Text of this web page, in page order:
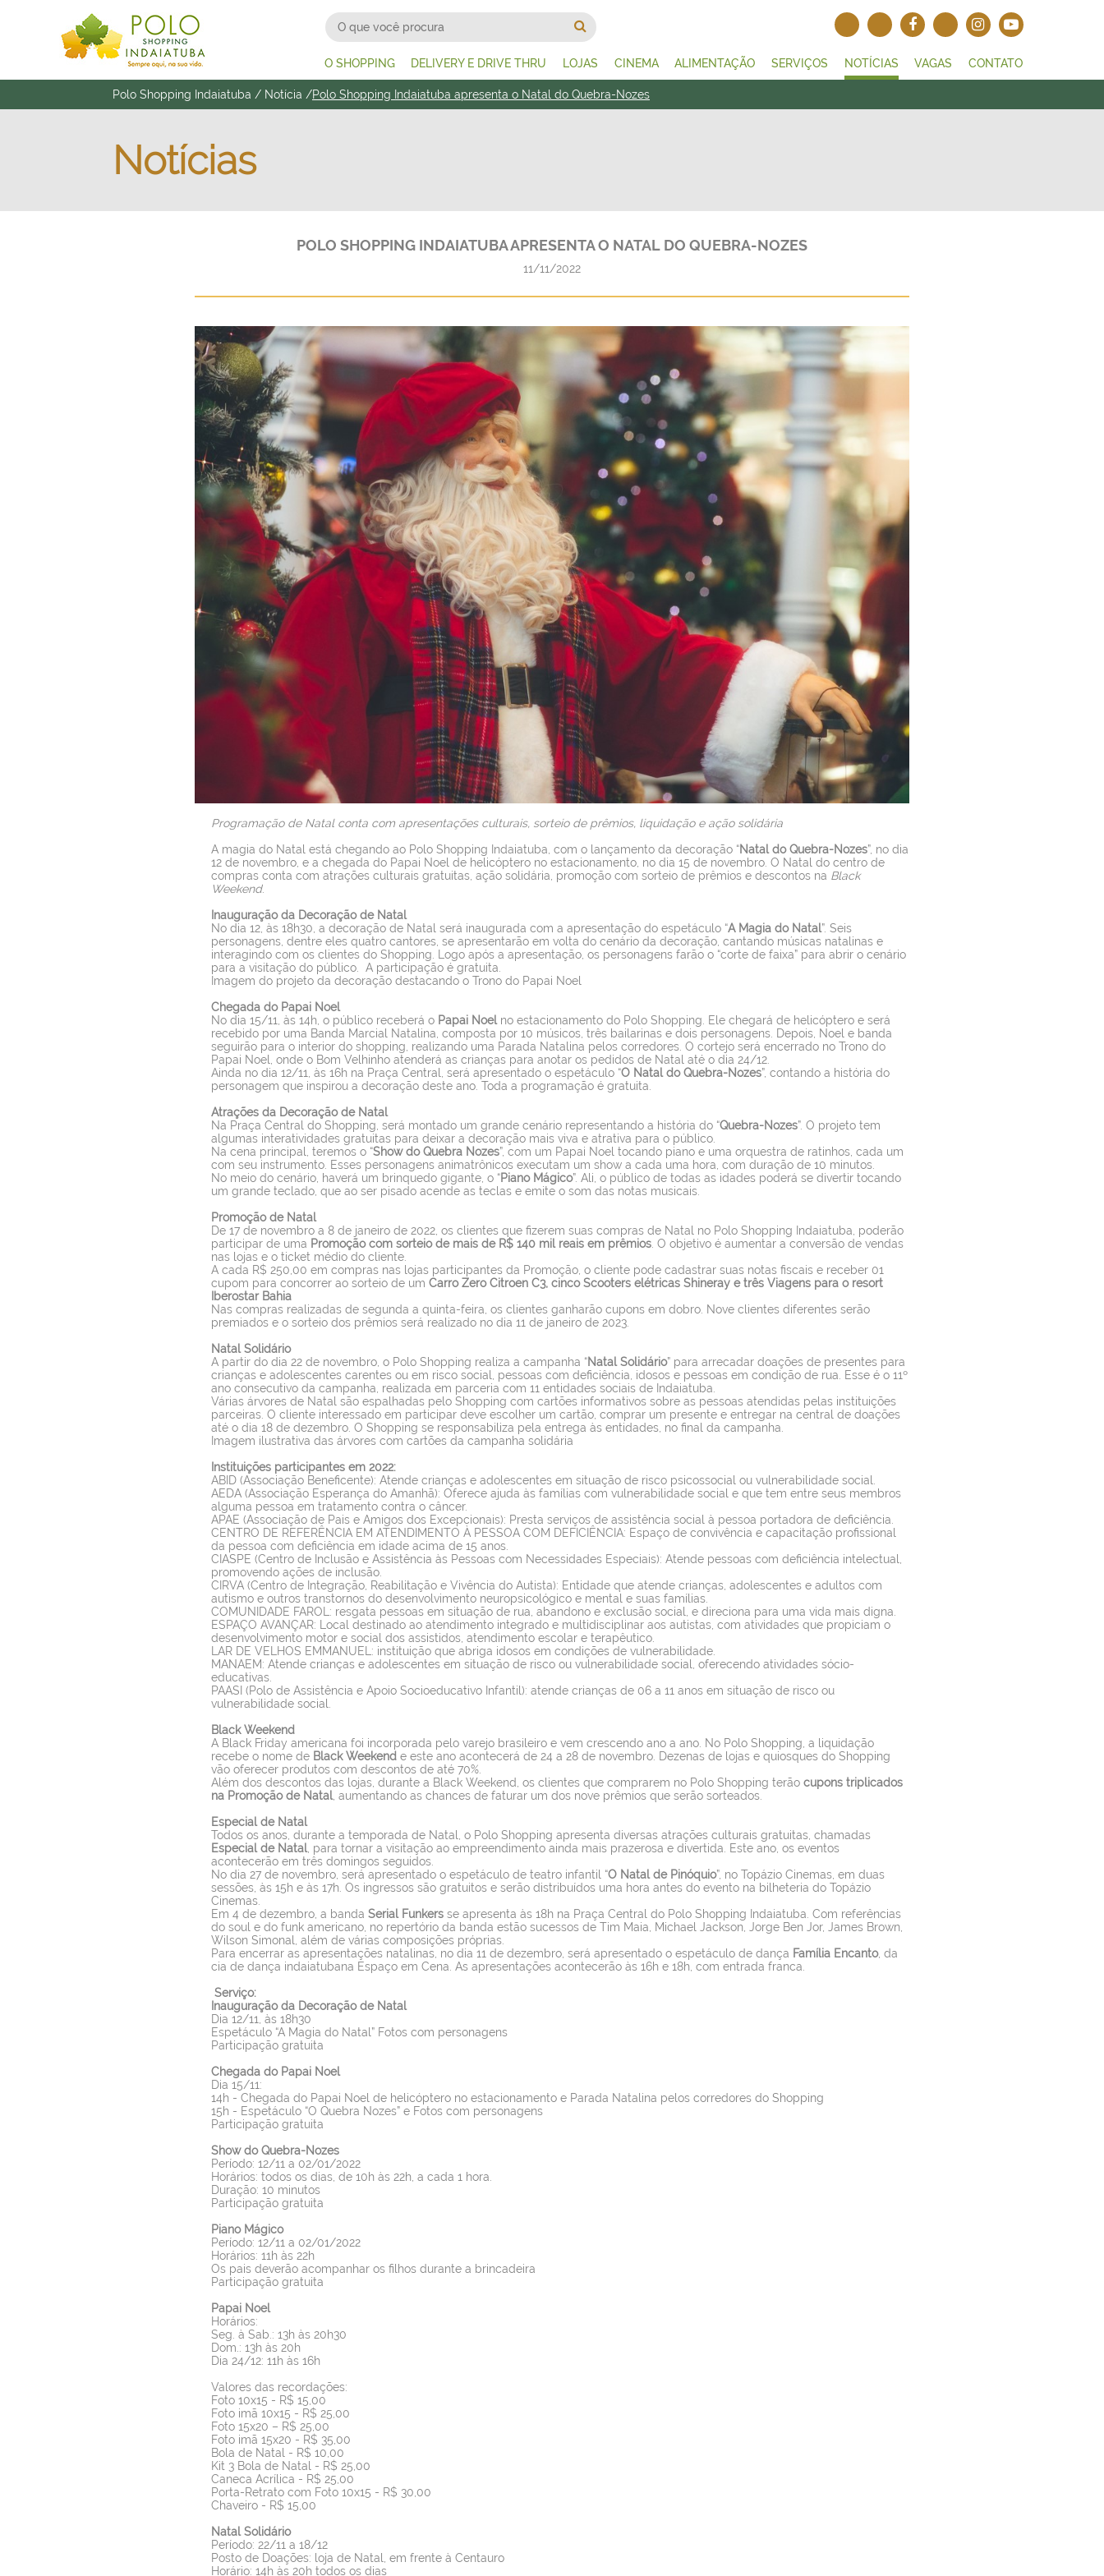
O SHOPPING DELIVERY E DRIVE THRU LOJAS CINEMA ALIMENTAÇÃO SERVIÇOS NOTÍCIAS VAGAS CONTATO
Polo Shopping Indaiatuba / Notícia /Polo Shopping Indaiatuba apresenta o Natal do Quebra-Nozes
Notícias
POLO SHOPPING INDAIATUBA APRESENTA O NATAL DO QUEBRA-NOZES
11/11/2022
Programação de Natal conta com apresentações culturais, sorteio de prêmios, liquidação e ação solidária
A magia do Natal está chegando ao Polo Shopping Indaiatuba, com o lançamento da decoração “Natal do Quebra-Nozes”, no dia
12 de novembro, e a chegada do Papai Noel de helicóptero no estacionamento, no dia 15 de novembro. O Natal do centro de
compras conta com atrações culturais gratuitas, ação solidária, promoção com sorteio de prêmios e descontos na Black
Weekend.
Inauguração da Decoração de Natal
No dia 12, às 18h30, a decoração de Natal será inaugurada com a apresentação do espetáculo “A Magia do Natal”. Seis
personagens, dentre eles quatro cantores, se apresentarão em volta do cenário da decoração, cantando músicas natalinas e
interagindo com os clientes do Shopping. Logo após a apresentação, os personagens farão o “corte de faixa” para abrir o cenário
para a visitação do público. A participação é gratuita.
Imagem do projeto da decoração destacando o Trono do Papai Noel
Chegada do Papai Noel
No dia 15/11, às 14h, o público receberá o Papai Noelno estacionamento do Polo Shopping. Ele chegará de helicóptero e será
recebido por uma Banda Marcial Natalina, composta por 10 músicos, três bailarinas e dois personagens. Depois, Noel e banda
seguirão para o interior do shopping, realizando uma Parada Natalina pelos corredores. O cortejo será encerrado no Trono do
Papai Noel, onde o Bom Velhinho atenderá as crianças para anotar os pedidos de Natal até o dia 24/12.
Ainda no dia 12/11, às 16h na Praça Central, será apresentado o espetáculo “O Natal do Quebra-Nozes”, contando a história do
personagem que inspirou a decoração deste ano. Toda a programação é gratuita.
Atrações da Decoração de Natal
Na Praça Central do Shopping, será montado um grande cenário representando a história do “Quebra-Nozes”. O projeto tem
algumas interatividades gratuitas para deixar a decoração mais viva e atrativa para o público.
Na cena principal, teremos o “Show do Quebra Nozes”, com um Papai Noel tocando piano e uma orquestra de ratinhos, cada um
com seu instrumento. Esses personagens animatrônicos executam um show a cada uma hora, com duração de 10 minutos.
No meio do cenário, haverá um brinquedo gigante, o “Piano Mágico”. Ali, o público de todas as idades poderá se divertir tocando
um grande teclado, que ao ser pisado acende as teclas e emite o som das notas musicais.
Promoção de Natal
De 17 de novembro a 8 de janeiro de 2022, os clientes que fizerem suas compras de Natal no Polo Shopping Indaiatuba, poderão
participar de uma Promoção com sorteio de mais de R$ 140 mil reais em prêmios. O objetivo é aumentar a conversão de vendas
nas lojas e o ticket médio do cliente.
A cada R$ 250,00 em compras nas lojas participantes da Promoção, o cliente pode cadastrar suas notas fiscais e receber 01
cupom para concorrer ao sorteio de um Carro Zero Citroen C3, cinco Scooters elétricas Shineray e três Viagens para o resort
Iberostar Bahia
Nas compras realizadas de segunda a quinta-feira, os clientes ganharão cupons em dobro. Nove clientes diferentes serão
premiados e o sorteio dos prêmios será realizado no dia 11 de janeiro de 2023.
Natal Solidário
A partir do dia 22 de novembro, o Polo Shopping realiza a campanha “Natal Solidário” para arrecadar doações de presentes para
crianças e adolescentes carentes ou em risco social, pessoas com deficiência, idosos e pessoas em condição de rua. Esse é o 11º
ano consecutivo da campanha, realizada em parceria com 11 entidades sociais de Indaiatuba.
Várias árvores de Natal são espalhadas pelo Shopping com cartões informativos sobre as pessoas atendidas pelas instituições
parceiras. O cliente interessado em participar deve escolher um cartão, comprar um presente e entregar na central de doações
até o dia 18 de dezembro. O Shopping se responsabiliza pela entrega às entidades, no final da campanha.
Imagem ilustrativa das árvores com cartões da campanha solidária
Instituições participantes em 2022:
ABID (Associação Beneficente): Atende crianças e adolescentes em situação de risco psicossocial ou vulnerabilidade social.
AEDA (Associação Esperança do Amanhã): Oferece ajuda às famílias com vulnerabilidade social e que tem entre seus membros
alguma pessoa em tratamento contra o câncer.
APAE (Associação de Pais e Amigos dos Excepcionais): Presta serviços de assistência social à pessoa portadora de deficiência.
CENTRO DE REFERÊNCIA EM ATENDIMENTO À PESSOA COM DEFICIÊNCIA: Espaço de convivência e capacitação profissional
da pessoa com deficiência em idade acima de 15 anos.
CIASPE (Centro de Inclusão e Assistência às Pessoas com Necessidades Especiais): Atende pessoas com deficiência intelectual,
promovendo ações de inclusão.
CIRVA (Centro de Integração, Reabilitação e Vivência do Autista): Entidade que atende crianças, adolescentes e adultos com
autismo e outros transtornos do desenvolvimento neuropsicológico e mental e suas famílias.
COMUNIDADE FAROL: resgata pessoas em situação de rua, abandono e exclusão social, e direciona para uma vida mais digna.
ESPAÇO AVANÇAR: Local destinado ao atendimento integrado e multidisciplinar aos autistas, com atividades que propiciam o
desenvolvimento motor e social dos assistidos, atendimento escolar e terapêutico.
LAR DE VELHOS EMMANUEL: instituição que abriga idosos em condições de vulnerabilidade.
MANAEM: Atende crianças e adolescentes em situação de risco ou vulnerabilidade social, oferecendo atividades sócio-
educativas.
PAASI (Polo de Assistência e Apoio Socioeducativo Infantil): atende crianças de 06 a 11 anos em situação de risco ou
vulnerabilidade social.
Black Weekend
A Black Friday americana foi incorporada pelo varejo brasileiro e vem crescendo ano a ano. No Polo Shopping, a liquidação
recebe o nome de Black Weekende este ano acontecerá de 24 a 28 de novembro. Dezenas de lojas e quiosques do Shopping
vão oferecer produtos com descontos de até 70%.
Além dos descontos das lojas, durante a Black Weekend, os clientes que comprarem no Polo Shopping terão cupons triplicados
na Promoção de Natal, aumentando as chances de faturar um dos nove prêmios que serão sorteados.
Especial de Natal
Todos os anos, durante a temporada de Natal, o Polo Shopping apresenta diversas atrações culturais gratuitas, chamadas
Especial de Natal, para tornar a visitação ao empreendimento ainda mais prazerosa e divertida. Este ano, os eventos
acontecerão em três domingos seguidos.
No dia 27 de novembro, será apresentado o espetáculo de teatro infantil “O Natal de Pinóquio”, no Topázio Cinemas, em duas
sessões, às 15h e às 17h. Os ingressos são gratuitos e serão distribuídos uma hora antes do evento na bilheteria do Topázio
Cinemas.
Em 4 de dezembro, a banda Serial Funkersse apresenta às 18h na Praça Central do Polo Shopping Indaiatuba. Com referências
do soul e do funk americano, no repertório da banda estão sucessos de Tim Maia, Michael Jackson, Jorge Ben Jor, James Brown,
Wilson Simonal, além de várias composições próprias.
Para encerrar as apresentações natalinas, no dia 11 de dezembro, será apresentado o espetáculo de dança Família Encanto, da
cia de dança indaiatubana Espaço em Cena. As apresentações acontecerão às 16h e 18h, com entrada franca.
Serviço:
Inauguração da Decoração de Natal
Dia 12/11, às 18h30
Espetáculo “A Magia do Natal” Fotos com personagens
Participação gratuita
Chegada do Papai Noel
Dia 15/11:
14h - Chegada do Papai Noel de helicóptero no estacionamento e Parada Natalina pelos corredores do Shopping
15h - Espetáculo “O Quebra Nozes” e Fotos com personagens
Participação gratuita
Show do Quebra-Nozes
Período: 12/11 a 02/01/2022
Horários: todos os dias, de 10h às 22h, a cada 1 hora.
Duração: 10 minutos
Participação gratuita
Piano Mágico
Período: 12/11 a 02/01/2022
Horários: 11h às 22h
Os pais deverão acompanhar os filhos durante a brincadeira
Participação gratuita
Papai Noel
Horários:
Seg. à Sab.: 13h às 20h30
Dom.: 13h às 20h
Dia 24/12: 11h às 16h
Valores das recordações:
Foto 10x15 - R$ 15,00
Foto imã 10x15 - R$ 25,00
Foto 15x20 – R$ 25,00
Foto imã 15x20 - R$ 35,00
Bola de Natal - R$ 10,00
Kit 3 Bola de Natal - R$ 25,00
Caneca Acrílica - R$ 25,00
Porta-Retrato com Foto 10x15 - R$ 30,00
Chaveiro - R$ 15,00
Natal Solidário
Período: 22/11 a 18/12
Posto de Doações: loja de Natal, em frente à Centauro
Horário: 14h às 20h todos os dias